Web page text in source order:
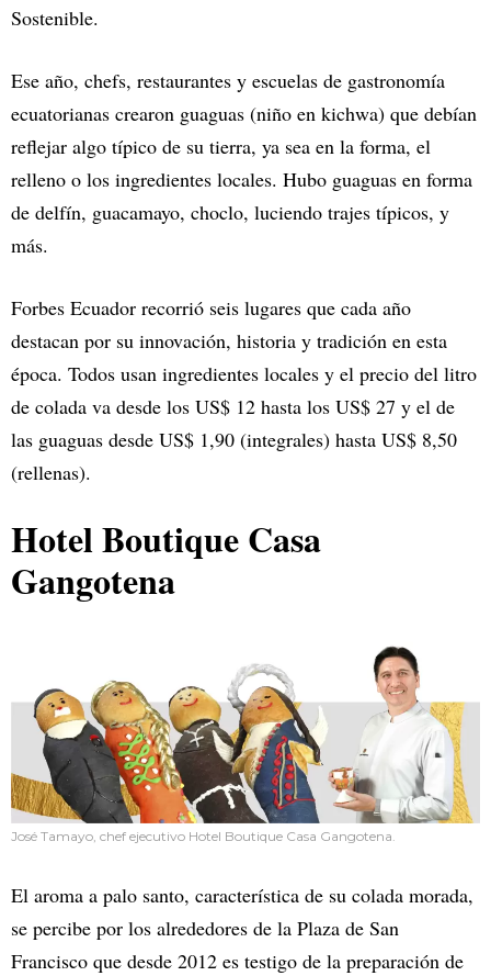
Sostenible.
Ese año, chefs, restaurantes y escuelas de gastronomía
ecuatorianas crearon guaguas (niño en kichwa) que debían
reflejar algo típico de su tierra, ya sea en la forma, el
relleno o los ingredientes locales. Hubo guaguas en forma
de delfín, guacamayo, choclo, luciendo trajes típicos, y
más.
Forbes Ecuador recorrió seis lugares que cada año
destacan por su innovación, historia y tradición en esta
época. Todos usan ingredientes locales y el precio del litro
de colada va desde los US$ 12 hasta los US$ 27 y el de
las guaguas desde US$ 1,90 (integrales) hasta US$ 8,50
(rellenas).
Hotel Boutique Casa
Gangotena
José Tamayo, chef ejecutivo Hotel Boutique Casa Gangotena.
El aroma a palo santo, característica de su colada morada,
se percibe por los alrededores de la Plaza de San
Francisco que desde 2012 es testigo de la preparación de